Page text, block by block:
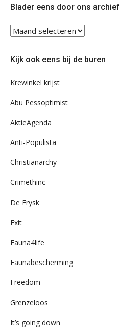
Blader eens door ons archief
Blader
eens
ons
Kijk ook eens bij de buren
Krewinkel krijst
Abu Pessoptimist
AktieAgenda
Anti-Populista
Christianarchy
Crimethinc
De Frysk
Exit
Fauna4life
Faunabescherming
Freedom
Grenzeloos
It’s going down